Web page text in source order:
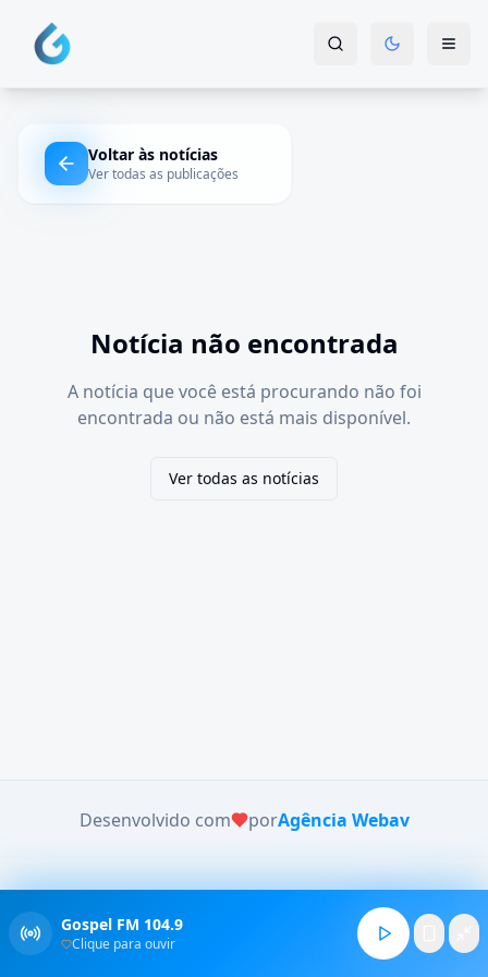
Voltar às notícias
Ver todas as publicações
Notícia não encontrada
A notícia que você está procurando não foi
encontrada ou não está mais disponível.
Ver todas as notícias
Desenvolvido com porAgência Webav
Gospel FM 104.9
Clique para ouvir